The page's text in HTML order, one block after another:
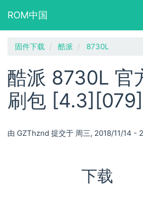
ROM中国
固件下载 酷派 8730L
酷派 8730L 官
刷包
由 GZThznd 提交于 周三, 2018/11/14 -
下载